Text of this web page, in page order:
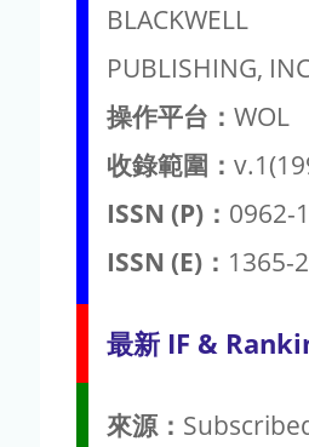
BLACKWELL
PUBLISHING,
操作平台： WOL
收錄範圍：
ISSN (P)： 0962-
ISSN (E)： 1365-
最新 IF &
來源：